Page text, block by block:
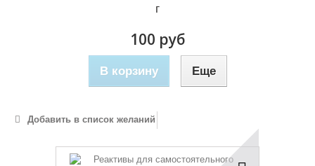
г
100 руб
В корзину Еще
Добавить в список желаний